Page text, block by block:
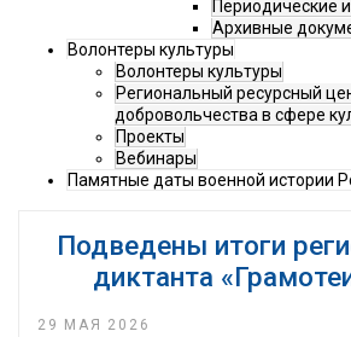
Периодические
Архивные
Волонтеры культуры
Волонтеры культуры
Региональный ресурсный
добровольчества в сфере
Проекты
Вебинары
Памятные даты военной истории
Подведены итоги
диктанта
29 МАЯ 2026